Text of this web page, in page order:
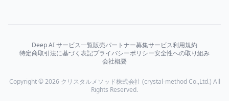
Deep AI サービス一覧販売パートナー募集サービス利用規約
特定商取引法に基づく表記プライバシーポリシー安全性への取り組み
会社概要
Copyright © 2026 クリスタルメソッド株式会社 (crystal-method Co.,Ltd.) All
Rights Reserved.